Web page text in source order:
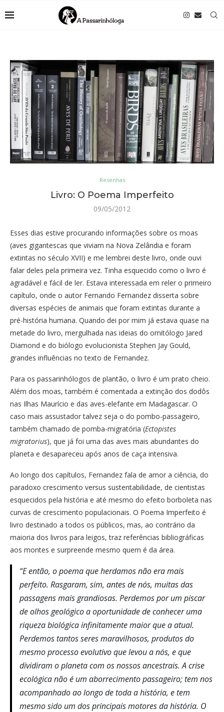
Resenhas
Livro: O Poema Imperfeito
09/05/2012
Esses dias estive procurando informações sobre os moas
(aves gigantescas que viviam na Nova Zelândia e foram
extintas no século XVII) e me lembrei deste livro, onde ouvi
falar deles pela primeira vez. Tinha esquecido como o livro é
agradável e fácil de ler. Estava interessada em reler o primeiro
capítulo, onde o autor Fernando Fernandez disserta sobre
diversas espécies de animais que foram extintas durante a
pré-história humana. Quando dei por mim já estava quase na
metade do livro, mergulhada nas ideias do ornitólogo Jared
Diamond e do biólogo evolucionista Stephen Jay Gould,
grandes influências no texto de Fernandez.
Para os passarinhólogos de plantão, o livro é um prato cheio.
Além dos moas, também é comentada a extinção dos dodôs
nas Ilhas Maurício e das aves-elefante em Madagascar. O
caso mais assustador talvez seja o do pombo-passageiro,
também chamado de pomba-migratória (Ectopistes
migratorius), que já foi uma das aves mais abundantes do
planeta e desapareceu após anos de caça intensiva.
Ao longo dos capítulos, Fernandez fala de amor a ciência, do
paradoxo crescimento versus sustentabilidade, de cientistas
esquecidos pela história e até mesmo do efeito borboleta nas
curvas de crescimento populacionais. O Poema Imperfeito é
livro destinado a todos os públicos, mas, ao contrário da
maioria dos livros para leigos, traz referências bibliográficas
aos montes e surpreende mesmo quem é da área.
“E então, o poema que herdamos não era mais
perfeito. Rasgaram, sim, antes de nós, muitas das
passagens mais grandiosas. Perdemos por um piscar
de olhos geológico a oportunidade de conhecer uma
riqueza biológica infinitamente maior que a atual.
Perdemos tantos seres maravilhosos, produtos do
mesmo processo evolutivo que levou a nós, e que
dividiram o planeta com os nossos ancestrais. A crise
ecológica não é um aborrecimento passageiro; tem nos
acompanhado ao longo de toda a história, e tem
mesmo sido um dos principais motores da história. O